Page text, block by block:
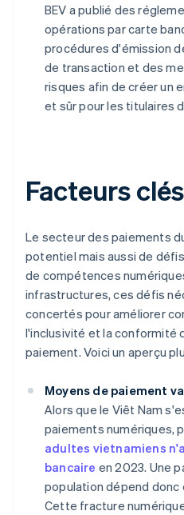
BEV a publié des
opérations par carte
procédures d'émission
de transaction et des
risques afin de créer un
et sûr pour les titulaires
Facteurs
Le secteur des paiements
potentiel mais aussi de
de compétences
infrastructures, ces défis
concertés pour améliorer
l'inclusivité et la conformité
paiement. Voici un aperçu
Moyens de paiement
Alors que le Viêt Nam
paiements numériques,
adultes vietnamiens
bancaire en 2023. Une
population dépend donc
Cette fracture